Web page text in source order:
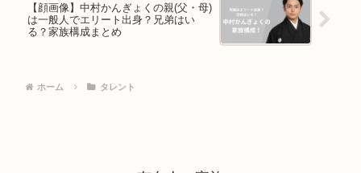
【顔画像】中村かんぎょくの親(父・母)
は一般人でエリート出身？兄弟はい
る？家族構成まとめ
ホーム タレント